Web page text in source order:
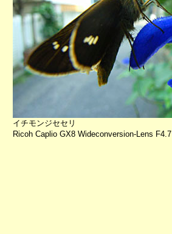
イチモンジセセリ
Ricoh Caplio GX8 Wideconversion-Lens F4.7